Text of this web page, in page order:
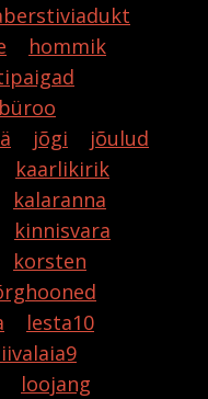
hommik
jõgi
jõulud
kaarlikirik
kalaranna
kinnisvara
korsten
lesta10
loojang